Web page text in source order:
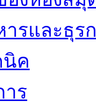
ารและธุร
นิค
าร